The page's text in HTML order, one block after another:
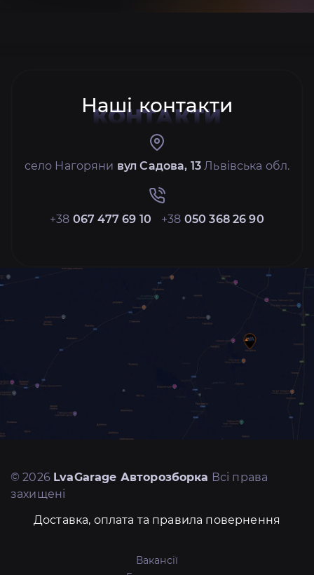
Наші контакти
КОНТАКТИ
село Нагоряни вул Садова, 13 Львівська обл.
+38 067 477 69 10 +38 050 368 26 90
© 2026 LvaGarage Авторозборка Всі права
захищені
Доставка, оплата та правила повернення
Вакансії